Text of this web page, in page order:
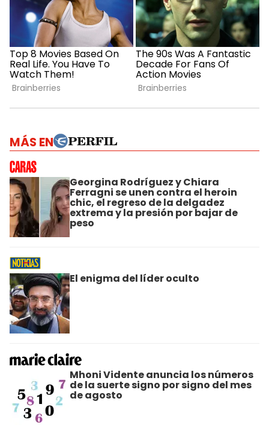
MÁS EN
Georgina Rodríguez y Chiara
Ferragni se unen contra el heroin
chic, el regreso de la delgadez
extrema y la presión por bajar de
peso
El enigma del líder oculto
Mhoni Vidente anuncia los números
de la suerte signo por signo del mes
de agosto